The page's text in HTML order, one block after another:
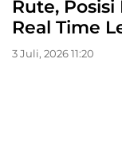
Rute,
Real Time
3 Juli, 2026 11:20